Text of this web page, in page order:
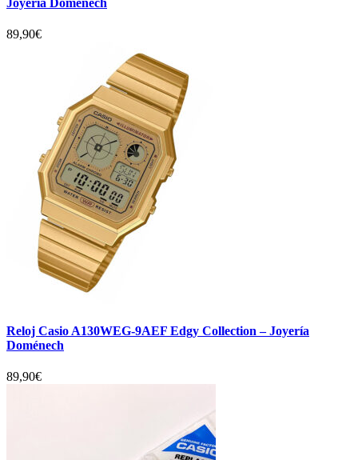
89,90€
Reloj Casio A130WEG-9AEF Edgy Collection – Joyería
Doménech
89,90€